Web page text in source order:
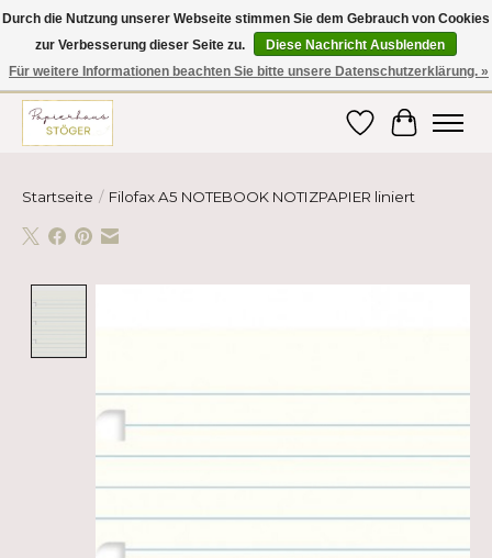
Hier finden Sie hochwertige Produkte im Bereich Schule, Büro, Papier,
Schreiben und vieles mehr! Erhalten Sie Ihre Bestellung bequem nach
Hause oder ins Büro geliefert!
Wunschzettel
Ihr
Startseite / Filofax A5 NOTEBOOK NOTIZPAPIER liniert
Durch die Nutzung unserer Webseite stimmen Sie dem Gebrauch von Cookies
zur Verbesserung dieser Seite zu.
Diese Nachricht Ausblenden
Für weitere Informationen beachten Sie bitte unsere Datenschutzerklärung. »